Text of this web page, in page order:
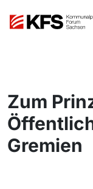
Zum
Gremien